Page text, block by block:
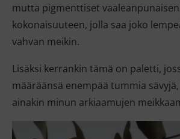
mutta pigmenttiset
kokonaisuuteen, jolla saa joko
vahvan meikin.
Lisäksi kerrankin tämä on paletti,
määräänsä enempää tummia
ainakin minun arkiaamujen